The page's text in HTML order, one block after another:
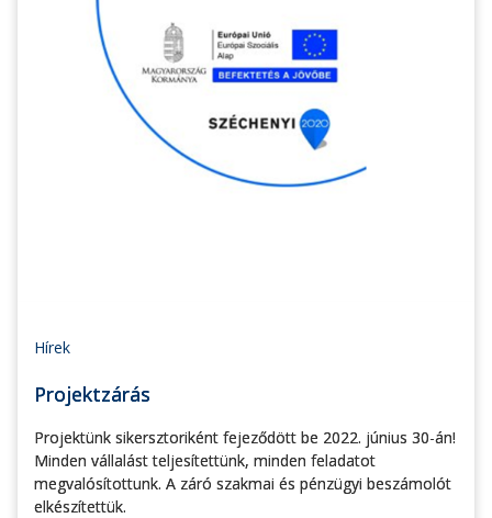
Hírek
Projektzárás
Projektünk sikersztoriként fejeződött be 2022. június 30-án!
Minden vállalást teljesítettünk, minden feladatot
megvalósítottunk. A záró szakmai és pénzügyi beszámolót
elkészítettük.